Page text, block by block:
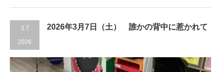
3.7
2026
2026年3月7日（土） 誰かの背中に惹かれて